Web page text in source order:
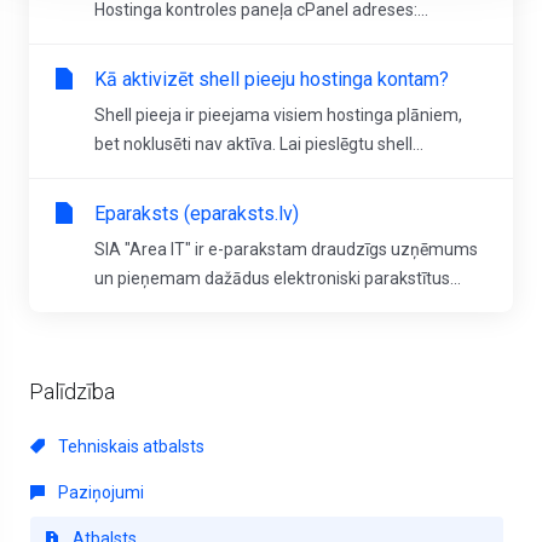
Palīdzība
Tehniskais atbalsts
Paziņojumi
Atbalsts
Hostinga kontroles paneļa cPanel adreses:...
Kā aktivizēt shell pieeju hostinga kontam?
Shell pieeja ir pieejama visiem hostinga plāniem,
bet noklusēti nav aktīva. Lai pieslēgtu shell...
Eparaksts (eparaksts.lv)
SIA "Area IT" ir e-parakstam draudzīgs uzņēmums
un pieņemam dažādus elektroniski parakstītus...